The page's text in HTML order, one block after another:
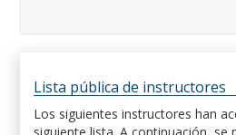
Lista pública de instructores
Los siguientes instructores han